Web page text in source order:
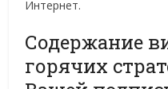
Интернет.
Содержание
горячих